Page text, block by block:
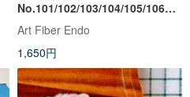
No.101/102/103/104/105/106 6
本セット
Art Fiber Endo
1,650円